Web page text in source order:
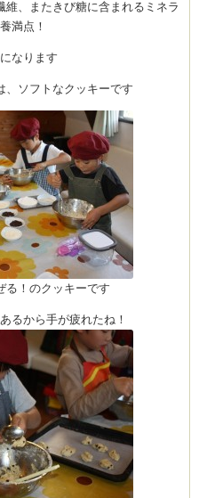
、またきび糖に含まれるミネラ
満点！
なります
、ソフトなクッキーです
る！のクッキーです
るから手が疲れたね！